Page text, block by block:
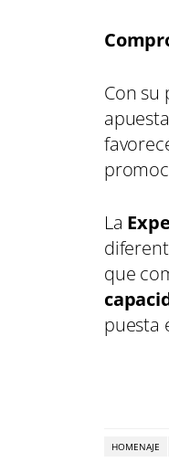
Con su
La
que
puesta
HOMENAJE